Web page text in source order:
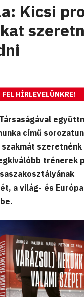
Kicsi
HÍRLEVELÜNKRE!
című
trénerek
a világ- és